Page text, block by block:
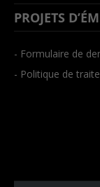
PROJETS
- Formulaire de
- Politique de